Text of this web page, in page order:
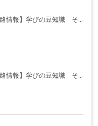
【体験授業】【進路情報】学びの豆知識 その107 実力テストや模試が苦手な人は｜英賀保駅前のすらら学習塾姫路英賀保校
【体験授業】【進路情報】学びの豆知識 その106 やはり目的がないとモチベーションが上がらない ｜英賀保駅前のすらら学習塾姫路英賀保校